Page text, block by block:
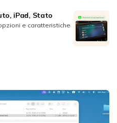
iPad, Stato
e caratteristiche